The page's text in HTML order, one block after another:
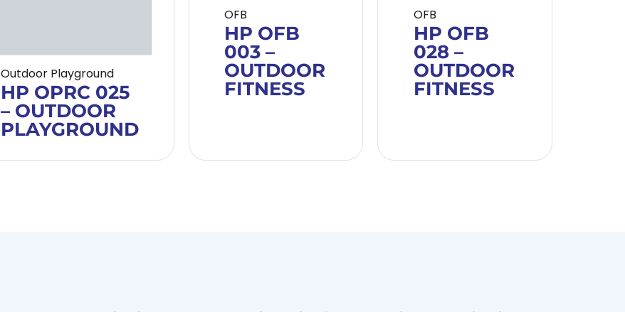
Outdoor Playground
HP OPRC 025
– OUTDOOR
PLAYGROUND
OFB
HP OFB
003 –
OUTDOOR
FITNESS
OFB
HP OFB
028 –
OUTDOOR
FITNESS